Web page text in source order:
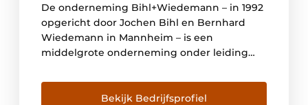
De onderneming Bihl+Wiedemann – in 1992
opgericht door Jochen Bihl en Bernhard
Wiedemann in Mannheim – is een
middelgrote onderneming onder leiding
ontwikkelt en produceert complete
automatiseringsoplossingen voor
Bekijk Bedrijfsprofiel